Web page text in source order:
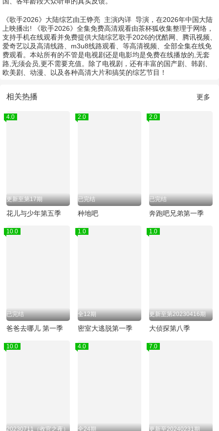
《歌手2026》大陆综艺由王铮亮 主演内详 导演，在2026年中国大陆
上映播出! 《歌手2026》全集免费高清观看由茶杯狐收集整理于网络，
支持手机在线观看并免费提供大陆综艺歌手2026的优酷网、腾讯视频、
爱奇艺以及高清线路、m3u8线路观看、等高清视频、全部全集在线免
费观看。本站所有的不管是电视剧还是电影均是免费在线播放的,无套
路,无须会员,更不需要充值。除了电视剧，还有丰富的国产剧、韩剧、
欧美剧、动漫、以及各种高清大片和搞笑的综艺节目！
相关热播 更多
4.0
更新至第17期
花儿与少年第五季
2.0
已完结
种地吧
2.0
已完结
奔跑吧兄弟第一季
10.0
已完结
爸爸去哪儿 第一季
1.0
全12期
密室大逃脱第一季
1.0
更新至第20230416期
大侦探第八季
10.0
20230711（收官之夜）
4.0
全24期
7.0
更新至20240231期